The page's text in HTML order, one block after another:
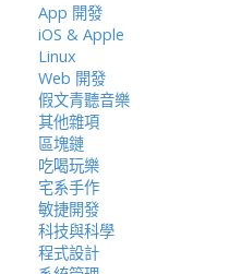
App 開發
iOS & Apple
Linux
Web 開發
假文青聽音樂
其他雜項
區塊鏈
吃喝玩樂
宅系手作
敏捷開發
科技與科學
程式設計